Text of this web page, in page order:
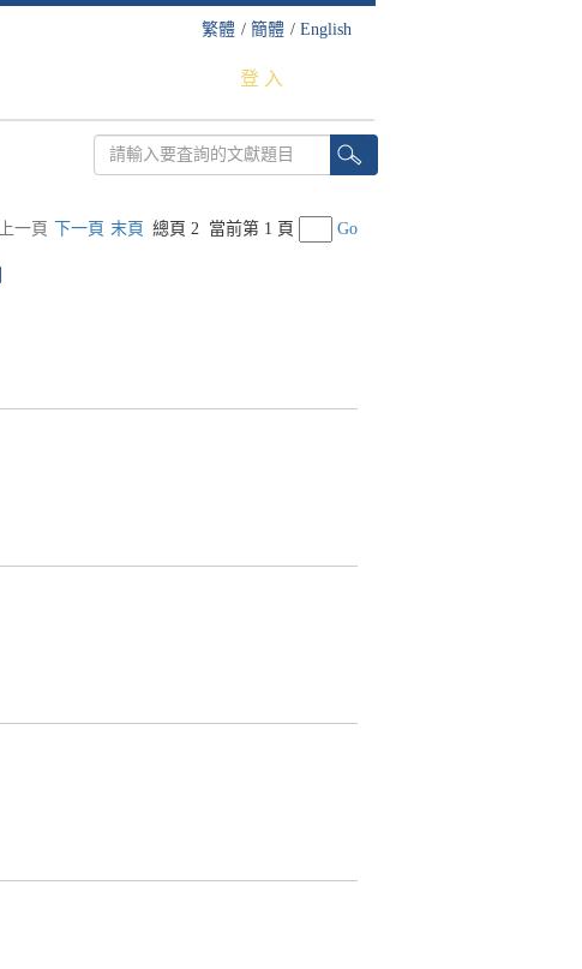
繁體 / 簡體 / English
登 入
上一頁 下一頁 末頁 總頁 2 當前第 1 頁 Go